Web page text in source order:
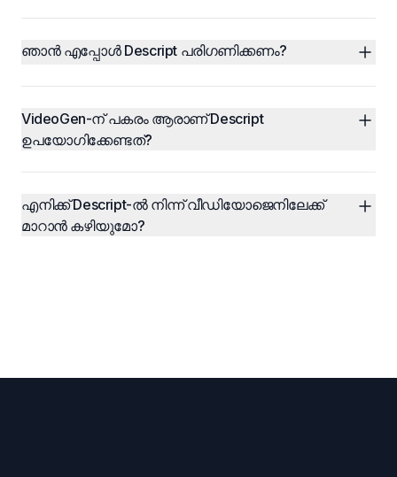
ഞാൻ എപ്പോൾ Descript പരിഗണിക്കണം?
VideoGen-ന് പകരം ആരാണ് Descript
ഉപയോഗിക്കേണ്ടത്?
എനിക്ക് Descript-ൽ നിന്ന് വീഡിയോജെനിലേക്ക്
മാറാൻ കഴിയുമോ?